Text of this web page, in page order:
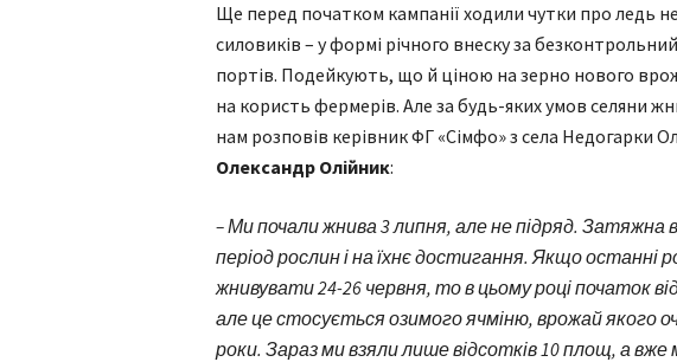
Ще перед початком кампанії ходили чутки про ледь
силовиків – у формі річного внеску за
портів. Подейкують, що й ціною на зерно нового
на користь фермерів. Але за будь-яких умов селяни
нам розповів керівник ФГ «Сімфо» з села Недогарки
Олександр Олійник:
– Ми почали жнива 3 липня, але не підряд. Затяжна
період рослин і на їхнє достигання. Якщо останні
жнивувати 24-26 червня, то в цьому році початок
але це стосується озимого ячміню, врожай якого
роки. Зараз ми взяли лише відсотків 10 площ, а